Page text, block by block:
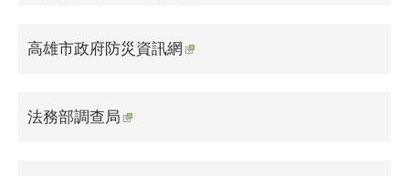
高雄市政府防災資訊網
法務部調查局